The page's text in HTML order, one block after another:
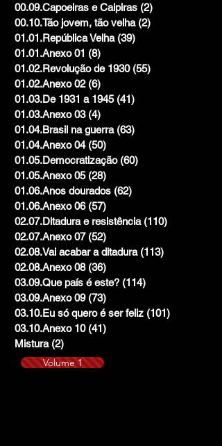
00.09.Capoeiras e Caipiras (2)
00.10.Tão jovem, tão velha (2)
01.01.República Velha (39)
01.01.Anexo 01 (8)
01.02.Revolução de 1930 (55)
01.02.Anexo 02 (6)
01.03.De 1931 a 1945 (41)
01.03.Anexo 03 (4)
01.04.Brasil na guerra (63)
01.04.Anexo 04 (50)
01.05.Democratização (60)
01.05.Anexo 05 (28)
01.06.Anos dourados (62)
01.06.Anexo 06 (57)
02.07.Ditadura e resistência (110)
02.07.Anexo 07 (52)
02.08.Vai acabar a ditadura (113)
02.08.Anexo 08 (36)
03.09.Que país é este? (114)
03.09.Anexo 09 (73)
03.10.Eu só quero é ser feliz (101)
03.10.Anexo 10 (41)
Mistura (2)
Volume 1